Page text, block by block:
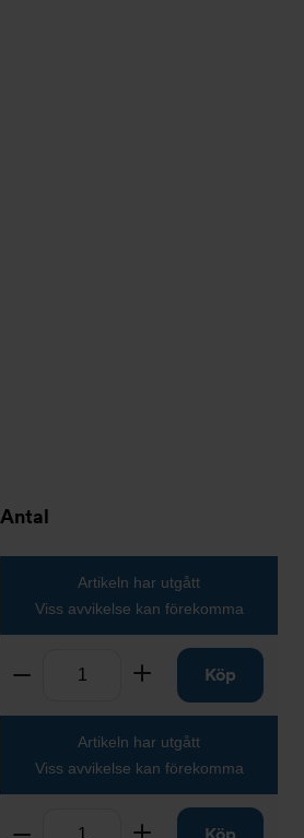
Antal
Artikeln har utgått
Viss avvikelse kan förekomma
Ta bort Lägg tillKöp
Artikeln har utgått
Viss avvikelse kan förekomma